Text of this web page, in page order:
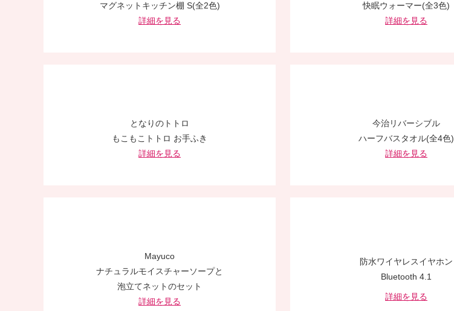
マグネットキッチン棚 S(全2色)
詳細を見る
快眠ウォーマー(全3色)
詳細を見る
となりのトトロ
もこもこトトロ お手ふき
詳細を見る
今治リバーシブル
ハーフバスタオル(全4色)
詳細を見る
Mayuco
ナチュラルモイスチャーソープと
泡立てネットのセット
詳細を見る
防水ワイヤレスイヤホン
Bluetooth 4.1
詳細を見る